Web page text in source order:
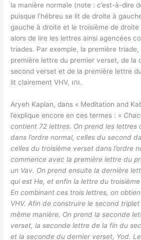
la manière normale (note : c’est-à-dire
puisque l’hébreu se lit de droite à
gauche à droite et le troisième de
alors de lire les lettres ainsi agencées
triades. Par exemple, la première
première lettre du premier verset, de la
second verset et de la première lettre
lit clairement VHV, והו.
Aryeh Kaplan, dans « Meditation and
l’explique encore en ces termes : «
contient 72 lettres. On prend les lettres
dans l’ordre normal, celles du second
celles du troisième verset dans l’ordre
commence avec la première lettre du
un Vav. On prend ensuite la dernière
qui est He, et enfin la lettre du
En combinant ces trois lettres, on
VHV. Afin de construire le second
même manière. On prend la seconde
verset, la seconde lettre de la fin du
et la seconde du dernier verset, Yod.